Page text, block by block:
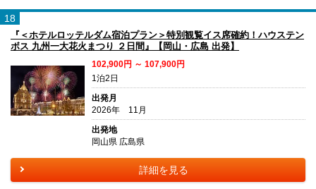
18
『＜ホテルロッテルダム宿泊プラン＞特別観覧イス席確約！ハウステン
ボス 九州一大花火まつり ２日間』【岡山・広島 出発】
102,900円 ～ 107,900円
1泊2日
出発月
2026年 11月
出発地
岡山県 広島県
詳細を見る